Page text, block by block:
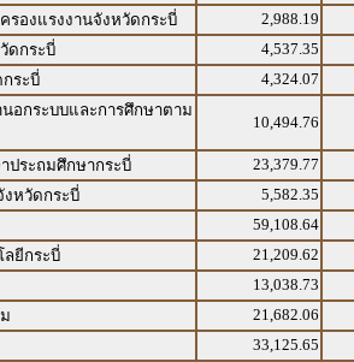
รองแรงงานจังหวัดกระบี่
2,988.19
ดกระบี่
4,537.35
ระบี่
4,324.07
อกระบบและการศึกษาตาม
10,494.76
ประถมศึกษากระบี่
23,379.77
งหวัดกระบี่
5,582.35
59,108.64
ลยีกระบี่
21,209.62
13,038.73
21,682.06
33,125.65